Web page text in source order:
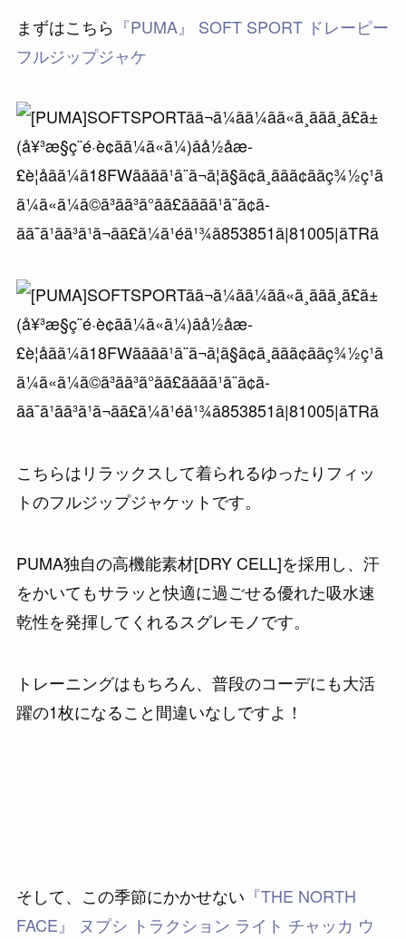
まずはこちら 『PUMA』 SOFT SPORT ドレーピー
フルジップジャケ
こちらはリラックスして着られるゆったりフィッ
トのフルジップジャケットです。
PUMA独自の高機能素材[DRY CELL]を採用し、汗
をかいてもサラッと快適に過ごせる優れた吸水速
乾性を発揮してくれるスグレモノです。
トレーニングはもちろん、普段のコーデにも大活
躍の1枚になること間違いなしですよ！
そして、この季節にかかせない 『THE NORTH
FACE』 ヌプシ トラクション ライト チャッカ ウ